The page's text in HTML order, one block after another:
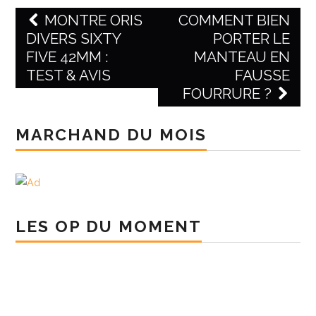
Post navigation
MONTRE ORIS
DIVERS SIXTY
FIVE 42MM :
TEST & AVIS
COMMENT BIEN
PORTER LE
MANTEAU EN
FAUSSE
FOURRURE ?
MARCHAND DU MOIS
LES OP DU MOMENT